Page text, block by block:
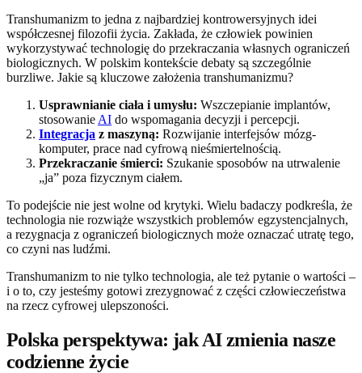
Transhumanizm to jedna z najbardziej kontrowersyjnych idei
współczesnej filozofii życia. Zakłada, że człowiek powinien
wykorzystywać technologię do przekraczania własnych ograniczeń
biologicznych. W polskim kontekście debaty są szczególnie
burzliwe. Jakie są kluczowe założenia transhumanizmu?
Usprawnianie ciała i umysłu: Wszczepianie implantów,
stosowanie AI do wspomagania decyzji i percepcji.
Integracja z maszyną: Rozwijanie interfejsów mózg-
komputer, prace nad cyfrową nieśmiertelnością.
Przekraczanie śmierci: Szukanie sposobów na utrwalenie
„ja” poza fizycznym ciałem.
To podejście nie jest wolne od krytyki. Wielu badaczy podkreśla, że
technologia nie rozwiąże wszystkich problemów egzystencjalnych,
a rezygnacja z ograniczeń biologicznych może oznaczać utratę tego,
co czyni nas ludźmi.
Transhumanizm to nie tylko technologia, ale też pytanie o wartości –
i o to, czy jesteśmy gotowi zrezygnować z części człowieczeństwa
na rzecz cyfrowej ulepszoności.
Polska perspektywa: jak AI zmienia nasze
codzienne życie